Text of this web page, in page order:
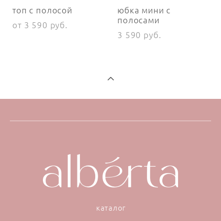
топ с полосой
от 3 590 pуб.
юбка мини с
полосами
3 590 pуб.
каталог